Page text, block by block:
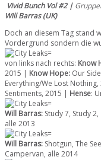
Vivid Bunch Vol #2 |
Will Barras (UK)
Doch an diesem Tag stand
Vordergrund sondern die
von links nach rechts: Know
2015 | Know Hope: Our
Everything/We Lost Nothing,
Sentiments, 2015 | Hense:
Will Barras: Study 7, Study
alle 2013
Will Barras: Shotgun, The
Campervan, alle 2014